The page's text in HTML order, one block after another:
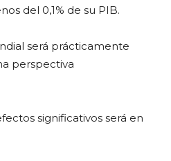
del 0,1% de su PIB.
será prácticamente
perspectiva
significativos será en